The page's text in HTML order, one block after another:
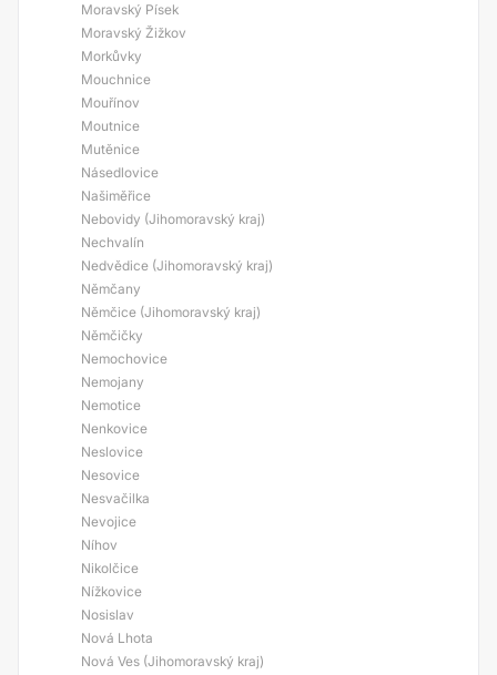
Moravský Písek
Moravský Žižkov
Morkůvky
Mouchnice
Mouřínov
Moutnice
Mutěnice
Násedlovice
Našiměřice
Nebovidy (Jihomoravský kraj)
Nechvalín
Nedvědice (Jihomoravský kraj)
Němčany
Němčice (Jihomoravský kraj)
Němčičky
Nemochovice
Nemojany
Nemotice
Nenkovice
Neslovice
Nesovice
Nesvačilka
Nevojice
Níhov
Nikolčice
Nížkovice
Nosislav
Nová Lhota
Nová Ves (Jihomoravský kraj)